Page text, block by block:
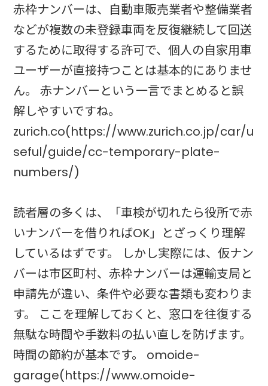
赤枠ナンバーは、自動車販売業者や整備業者
などが複数の未登録車両を反復継続して回送
するために取得する許可で、個人の自家用車
ユーザーが直接持つことは基本的にありませ
ん。 赤ナンバーという一言でまとめると誤
解しやすいですね。
zurich.co(https://www.zurich.co.jp/car/u
seful/guide/cc-temporary-plate-
numbers/)
読者層の多くは、「車検が切れたら役所で赤
いナンバーを借りればOK」とざっくり理解
しているはずです。 しかし実際には、仮ナン
バーは市区町村、赤枠ナンバーは運輸支局と
申請先が違い、条件や必要な書類も変わりま
す。 ここを理解しておくと、窓口を往復する
無駄な時間や手数料の払い直しを防げます。
時間の節約が基本です。 omoide-
garage(https://www.omoide-